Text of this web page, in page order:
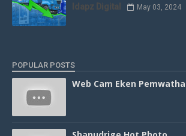
Idapz Digital May 03, 2024
POPULAR POSTS
Web Cam Eken